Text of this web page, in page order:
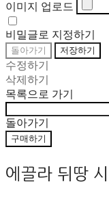
이미지 업로드
비밀글로 지정하기
돌아가기 저장하기
수정하기
삭제하기
목록으로 가기
돌아가기
구매하기
에끌라 뒤땅